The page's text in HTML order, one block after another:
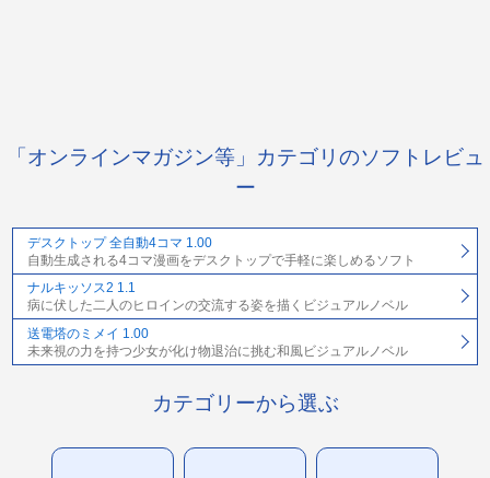
「オンラインマガジン等」カテゴリのソフトレビュ
ー
デスクトップ 全自動4コマ 1.00
自動生成される4コマ漫画をデスクトップで手軽に楽しめるソフト
ナルキッソス2 1.1
病に伏した二人のヒロインの交流する姿を描くビジュアルノベル
送電塔のミメイ 1.00
未来視の力を持つ少女が化け物退治に挑む和風ビジュアルノベル
カテゴリーから選ぶ